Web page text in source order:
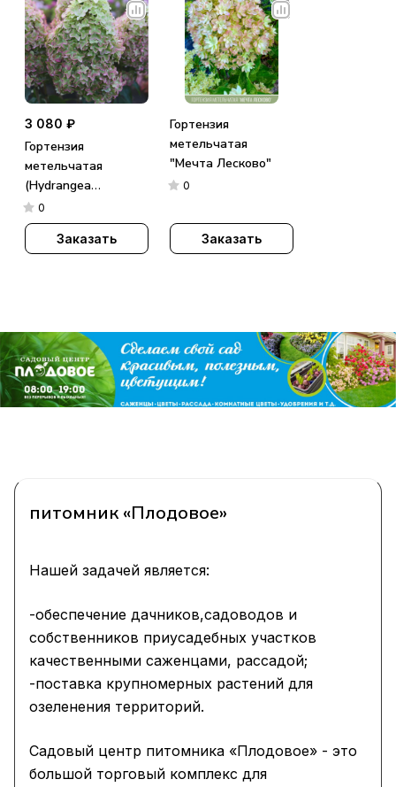
3 080 ₽
Гортензия
метельчатая
(Hydrangea
paniculata)
«Metallica»
0
Заказать
Гортензия
метельчатая
"Мечта Лесково"
0
Заказать
питомник «Плодовое»
Нашей задачей является:
-обеспечение дачников,садоводов и
собственников приусадебных участков
качественными саженцами, рассадой;
-поставка крупномерных растений для
озеленения территорий.
Садовый центр питомника «Плодовое» - это
большой торговый комплекс для